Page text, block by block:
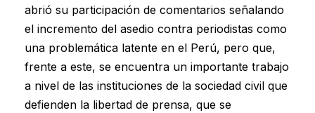
abrió su participación de comentarios señalando
el incremento del asedio contra periodistas como
una problemática latente en el Perú, pero que,
frente a este, se encuentra un importante trabajo
a nivel de las instituciones de la sociedad civil que
defienden la libertad de prensa, que se